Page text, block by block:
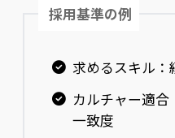
採用基準の例
求めるスキル：
カルチャー適
一致度